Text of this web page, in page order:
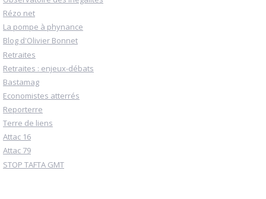
Rézo net
La pompe à phynance
Blog d'Olivier Bonnet
Retraites
Retraites : enjeux-débats
Bastamag
Economistes atterrés
Reporterre
Terre de liens
Attac 16
Attac 79
STOP TAFTA GMT